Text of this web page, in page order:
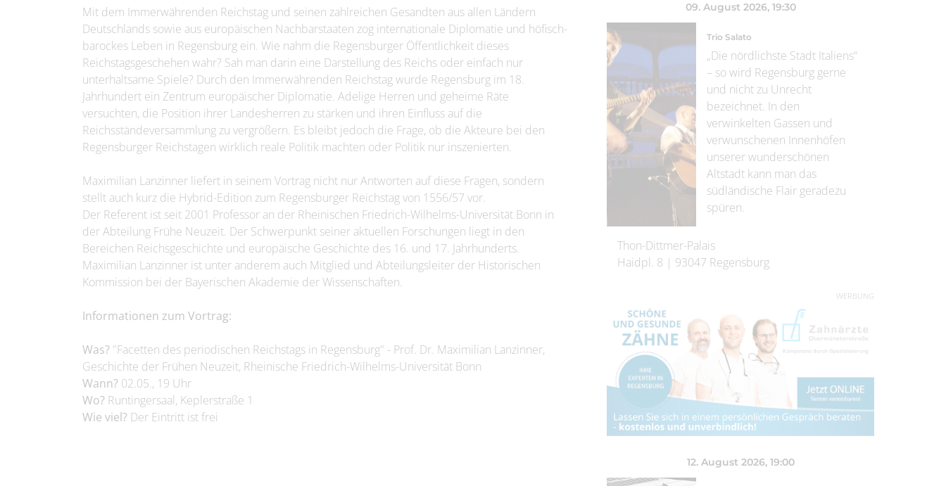
Mit dem Immerwährenden Reichstag und seinen zahlreichen Gesandten aus allen Ländern
Deutschlands sowie aus europäischen Nachbarstaaten zog internationale Diplomatie und höfisch-
barockes Leben in Regensburg ein. Wie nahm die Regensburger Öffentlichkeit dieses
Reichstagsgeschehen wahr? Sah man darin eine Darstellung des Reichs oder einfach nur
unterhaltsame Spiele? Durch den Immerwährenden Reichstag wurde Regensburg im 18.
Jahrhundert ein Zentrum europäischer Diplomatie. Adelige Herren und geheime Räte
versuchten, die Position ihrer Landesherren zu stärken und ihren Einfluss auf die
Reichsständeversammlung zu vergrößern. Es bleibt jedoch die Frage, ob die Akteure bei den
Regensburger Reichstagen wirklich reale Politik machten oder Politik nur inszenierten.
Maximilian Lanzinner liefert in seinem Vortrag nicht nur Antworten auf diese Fragen, sondern
stellt auch kurz die Hybrid-Edition zum Regensburger Reichstag von 1556/57 vor.
Der Referent ist seit 2001 Professor an der Rheinischen Friedrich-Wilhelms-Universität Bonn in
der Abteilung Frühe Neuzeit. Der Schwerpunkt seiner aktuellen Forschungen liegt in den
Bereichen Reichsgeschichte und europäische Geschichte des 16. und 17. Jahrhunderts.
Maximilian Lanzinner ist unter anderem auch Mitglied und Abteilungsleiter der Historischen
Kommission bei der Bayerischen Akademie der Wissenschaften.
Informationen zum Vortrag:
Was? "Facetten des periodischen Reichstags in Regensburg" - Prof. Dr. Maximilian Lanzinner,
Geschichte der Frühen Neuzeit, Rheinische Friedrich-Wilhelms-Universität Bonn
Wann? 02.05., 19 Uhr
Wo? Runtingersaal, Keplerstraße 1
Wie viel? Der Eintritt ist frei
09. August 2026, 19:30
Trio Salato
„Die nördlichste Stadt Italiens“
– so wird Regensburg gerne
und nicht zu Unrecht
bezeichnet. In den
verwinkelten Gassen und
verwunschenen Innenhöfen
unserer wunderschönen
Altstadt kann man das
südländische Flair geradezu
spüren.
Thon-Dittmer-Palais
Haidpl. 8 | 93047 Regensburg
WERBUNG
12. August 2026, 19:00